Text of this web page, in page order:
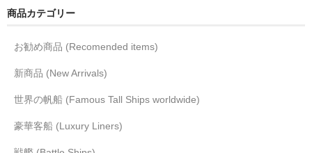
商品カテゴリー
お勧め商品 (Recomended items)
新商品 (New Arrivals)
世界の帆船 (Famous Tall Ships worldwide)
豪華客船 (Luxury Liners)